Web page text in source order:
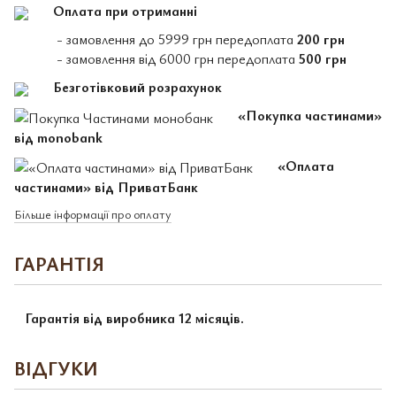
Оплата при отриманні
- замовлення до 5999 грн передоплата 200 грн
- замовлення від 6000 грн передоплата 500 грн
Безготівковий розрахунок
«Покупка частинами»
від monobank
«Оплата
частинами» від ПриватБанк
Більше інформації про оплату
ГАРАНТІЯ
Гарантія від виробника 12 місяців.
ВІДГУКИ